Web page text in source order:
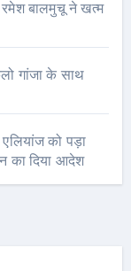
रमेश बालमुचू ने खत्म
गांजा के साथ
एलियांज को पड़ा
का दिया आदेश